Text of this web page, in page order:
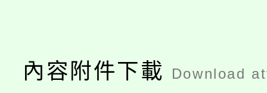
內容附件下載 Download